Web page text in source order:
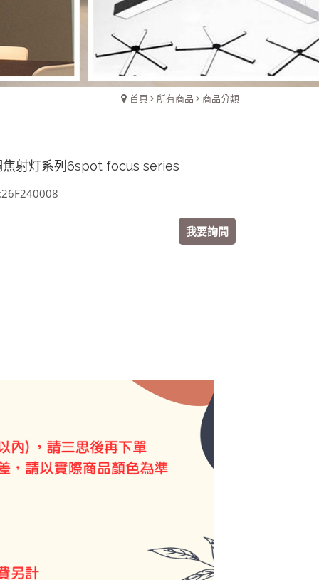
首頁 所有商品 商品分類
射灯系列6spot focus series
我要詢問